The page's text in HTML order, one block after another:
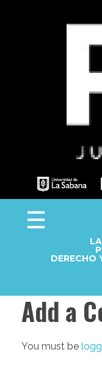
DERECHO
Add a
You must be